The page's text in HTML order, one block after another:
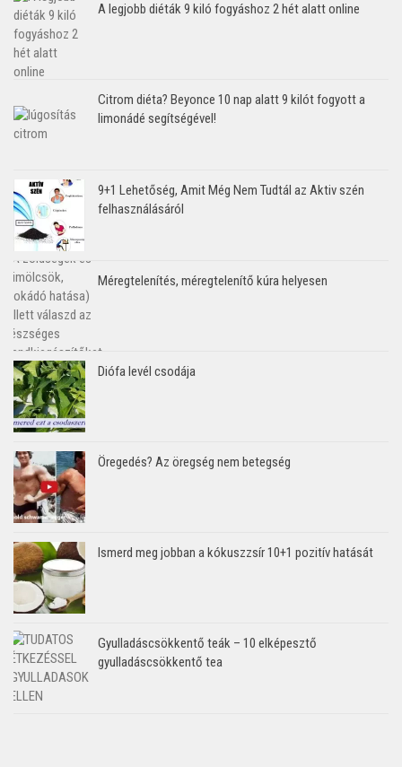
A legjobb diéták 9 kiló fogyáshoz 2 hét alatt online
Citrom diéta? Beyonce 10 nap alatt 9 kilót fogyott a
limonádé segítségével!
9+1 Lehetőség, Amit Még Nem Tudtál az Aktiv szén
felhasználásáról
Méregtelenítés, méregtelenítő kúra helyesen
Diófa levél csodája
Öregedés? Az öregség nem betegség
Ismerd meg jobban a kókuszzsír 10+1 pozitív hatását
Gyulladáscsökkentő teák – 10 elképesztő
gyulladáscsökkentő tea